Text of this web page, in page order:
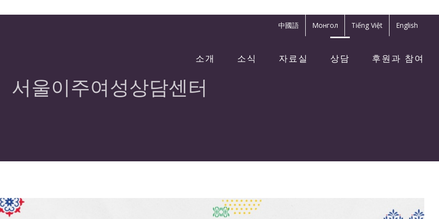
中國語 Монгол Tiếng Việt English
소개 소식 자료실 상담 후원과 참여
서울이주여성상담센터